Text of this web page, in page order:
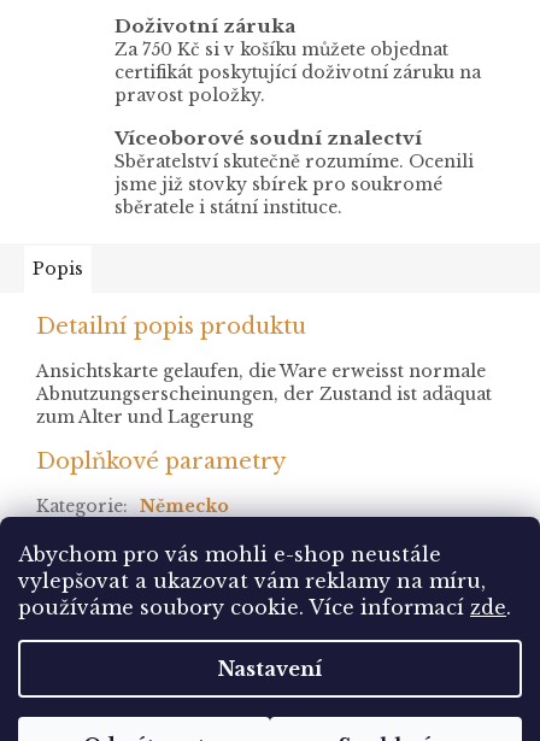
Abychom pro vás mohli e-shop neustále
vylepšovat a ukazovat vám reklamy na míru,
používáme soubory cookie. Více informací zde.
Nastavení
Doživotní záruka
Za 750 Kč si v košíku můžete objednat
certifikát poskytující doživotní záruku na
pravost položky.
Víceoborové soudní znalectví
Sběratelství skutečně rozumíme. Ocenili
jsme již stovky sbírek pro soukromé
sběratele i státní instituce.
Popis
Detailní popis produktu
Ansichtskarte gelaufen, die Ware erweisst normale
Abnutzungserscheinungen, der Zustand ist adäquat
zum Alter und Lagerung
Doplňkové parametry
Kategorie: Německo
Copyright 2026Pohlednice Sbírám.cz. Všechna